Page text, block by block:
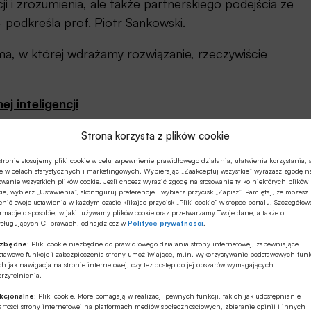
Strona korzysta z plików cookie
stosujemy pliki cookie w celu zapewnienie prawidłowego działania, ułatwienia korzystania, a
w celach statystycznych i marketingowych. Wybierając „Zaakceptuj wszystkie” wyrażasz zgodę
wszystkich plików cookie. Jeśli chcesz wyrazić zgodę na stosowanie tylko niektórych plików
wybierz „Ustawienia”, skonfiguruj preferencje i wybierz przycisk „Zapisz”. Pamiętaj, że możesz
swoje ustawienia w każdym czasie klikając przycisk „Pliki cookie” w stopce portalu.
o sposobie, w jaki używamy plików cookie oraz przetwarzamy Twoje dane, a także o
Ci prawach, odnajdziesz wPolityce prywatności
Pliki cookie niezbędne do prawidłowego działania strony internetowej, zapewniające
funkcje i zabezpieczenia strony umożliwiające, m.in. wykorzystywanie podstawowych
jak nawigacja na stronie internetowej, czy tez dostęp do jej obszarów wymagających
Pliki cookie, które pomagają w realizacji pewnych funkcji, takich jak udostępnianie
strony internetowej na platformach mediów społecznościowych, zbieranie opinii i innych
i zrozumienia, ale także partnerskiego podejścia ze
prof. Piotr Sankowski.
w której wdrażamy rozwiązanie, rzeczywiście
inteligencji
w jaki sposób używać AI
of AI 2025” wynika, że choć 88 proc. badanych
najmniej jednej funkcji biznesowej, dwie trzecie
AI na większą skalę w swojej działalności.